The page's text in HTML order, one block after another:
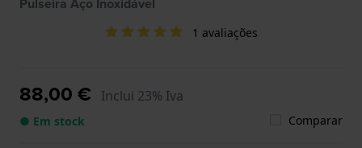
1 avaliações
88,00 € Inclui 23% Iva
● Em stock Comparar